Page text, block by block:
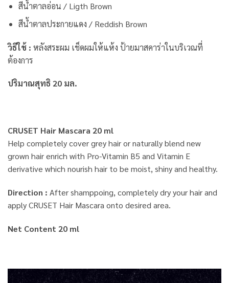
สีน้ำตาลอ่อน / Ligth Brown
สีน้ำตาลประกายแดง / Reddish Brown
วิธีใช้ : หลังสระผม เช็ดผมให้แห้ง ป้ายมาสคาร่าในบริเวณที่
ต้องการ
ปริมาณสุทธิ 20 มล.
CRUSET Hair Mascara 20 ml
Help completely cover grey hair or naturally blend new
grown hair enrich with Pro-Vitamin B5 and Vitamin E
derivative which nourish hair to be moist, shiny and healthy.
Direction : After shamppoing, completely dry your hair and
apply CRUSET Hair Mascara onto desired area.
Net Content 20 ml